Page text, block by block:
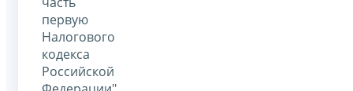
первую
Налогового
кодекса
Российской